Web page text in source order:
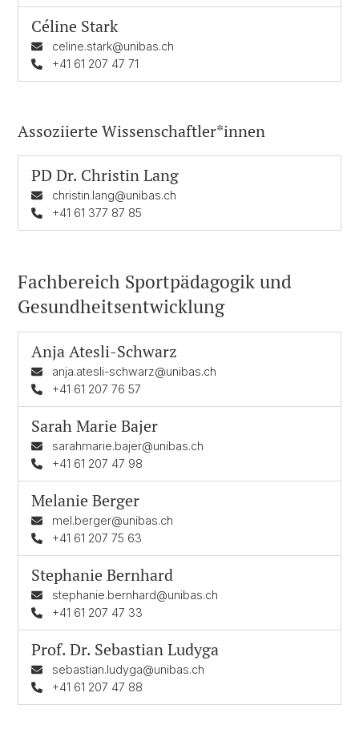
Céline Stark
celine.stark@unibas.ch
+41 61 207 47 71
Assoziierte Wissenschaftler*innen
PD Dr. Christin Lang
christin.lang@unibas.ch
+41 61 377 87 85
Fachbereich Sportpädagogik und
Gesundheitsentwicklung
Anja Atesli-Schwarz
anja.atesli-schwarz@unibas.ch
+41 61 207 76 57
Sarah Marie Bajer
sarahmarie.bajer@unibas.ch
+41 61 207 47 98
Melanie Berger
mel.berger@unibas.ch
+41 61 207 75 63
Stephanie Bernhard
stephanie.bernhard@unibas.ch
+41 61 207 47 33
Prof. Dr. Sebastian Ludyga
sebastian.ludyga@unibas.ch
+41 61 207 47 88